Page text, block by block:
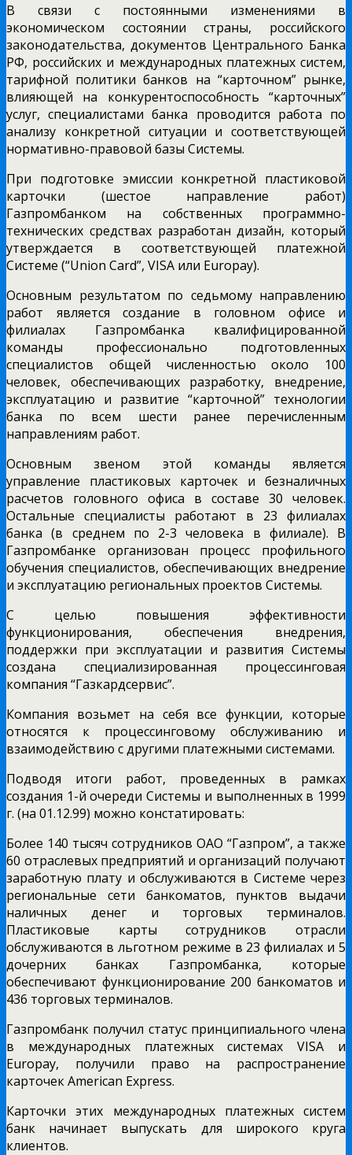
В связи с постоянными изменениями в
экономическом состоянии страны, российского
законодательства, документов Центрального Банка
РФ, российских и международных платежных систем,
тарифной политики банков на “карточном” рынке,
влияющей на конкурентоспособность “карточных”
услуг, специалистами банка проводится работа по
анализу конкретной ситуации и соответствующей
нормативно-правовой базы Системы.
При подготовке эмиссии конкретной пластиковой
карточки (шестое направление работ)
Газпромбанком на собственных программно-
технических средствах разработан дизайн, который
утверждается в соответствующей платежной
Системе (“Union Card”, VISA или Europay).
Основным результатом по седьмому направлению
работ является создание в головном офисе и
филиалах Газпромбанка квалифицированной
команды профессионально подготовленных
специалистов общей численностью около 100
человек, обеспечивающих разработку, внедрение,
эксплуатацию и развитие “карточной” технологии
банка по всем шести ранее перечисленным
направлениям работ.
Основным звеном этой команды является
управление пластиковых карточек и безналичных
расчетов головного офиса в составе 30 человек.
Остальные специалисты работают в 23 филиалах
банка (в среднем по 2-3 человека в филиале). В
Газпромбанке организован процесс профильного
обучения специалистов, обеспечивающих внедрение
и эксплуатацию региональных проектов Системы.
С целью повышения эффективности
функционирования, обеспечения внедрения,
поддержки при эксплуатации и развития Системы
создана специализированная процессинговая
компания “Газкардсервис”.
Компания возьмет на себя все функции, которые
относятся к процессинговому обслуживанию и
взаимодействию с другими платежными системами.
Подводя итоги работ, проведенных в рамках
создания 1-й очереди Системы и выполненных в 1999
г. (на 01.12.99) можно констатировать:
Более 140 тысяч сотрудников ОАО “Газпром”, а также
60 отраслевых предприятий и организаций получают
заработную плату и обслуживаются в Системе через
региональные сети банкоматов, пунктов выдачи
наличных денег и торговых терминалов.
Пластиковые карты сотрудников отрасли
обслуживаются в льготном режиме в 23 филиалах и 5
дочерних банках Газпромбанка, которые
обеспечивают функционирование 200 банкоматов и
436 торговых терминалов.
Газпромбанк получил статус принципиального члена
в международных платежных системах VISA и
Europay, получили право на распространение
карточек American Express.
Карточки этих международных платежных систем
банк начинает выпускать для широкого круга
клиентов.